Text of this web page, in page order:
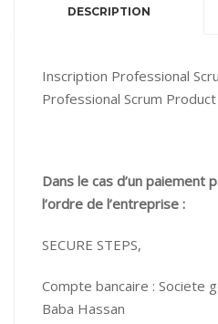
DESCRIPTION
Inscription Professional
Professional Scrum
Dans le cas d’un paiement
l’ordre de l’entreprise :
SECURE STEPS,
Compte bancaire : Societe
Baba Hassan